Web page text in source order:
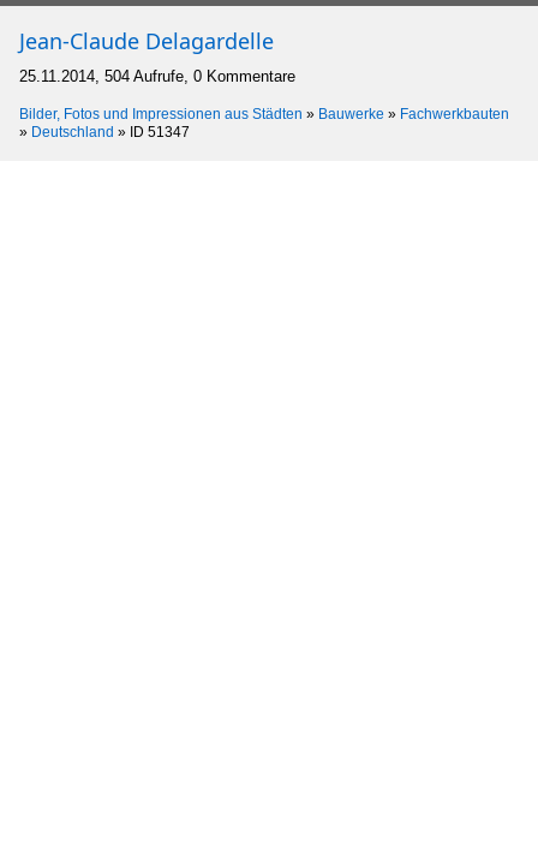
Jean-Claude Delagardelle
25.11.2014, 504 Aufrufe, 0 Kommentare
Bilder, Fotos und Impressionen aus Städten » Bauwerke » Fachwerkbauten
» Deutschland » ID 51347